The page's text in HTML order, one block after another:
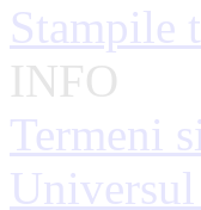
Stampile
INFO
Termeni